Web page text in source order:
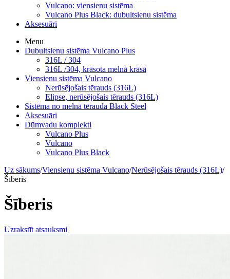
Vulcano: viensienu sistēma
Vulcano Plus Black: dubultsienu sistēma
Aksesuāri
Menu
Dubultsienu sistēma Vulcano Plus
316L / 304
316L /304, krāsota melnā krāsā
Viensienu sistēma Vulcano
Nerūsējošais tērauds (316L)
Elipse, nerūsējošais tērauds (316L)
Sistēma no melnā tērauda Black Steel
Aksesuāri
Dūmvadu komplekti
Vulcano Plus
Vulcano
Vulcano Plus Black
Uz sākums/Viensienu sistēma Vulcano/Nerūsējošais tērauds (316L)/
Šīberis
Šīberis
Uzrakstīt atsauksmi